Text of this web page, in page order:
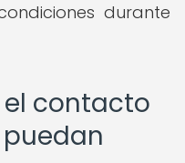
durante
el contacto